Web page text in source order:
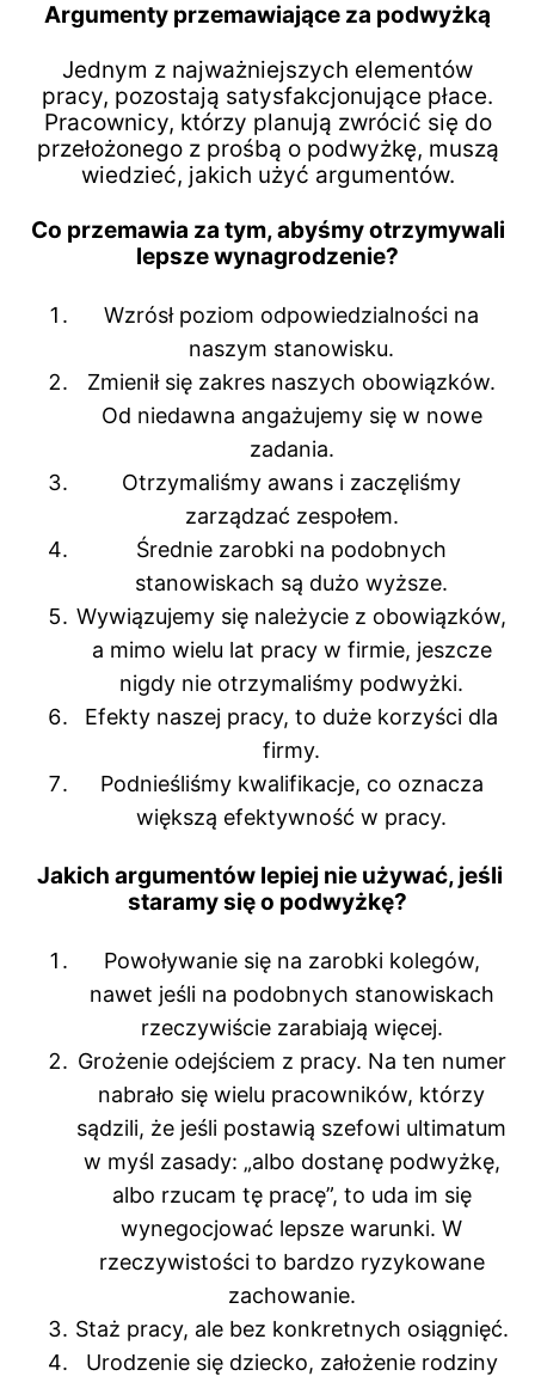
Argumenty przemawiające za podwyżką
Jednym z najważniejszych elementów
pracy, pozostają satysfakcjonujące płace.
Pracownicy, którzy planują zwrócić się do
przełożonego z prośbą o podwyżkę, muszą
wiedzieć, jakich użyć argumentów.
Co przemawia za tym, abyśmy otrzymywali
lepsze wynagrodzenie?
Wzrósł poziom odpowiedzialności na
naszym stanowisku.
Zmienił się zakres naszych obowiązków.
Od niedawna angażujemy się w nowe
zadania.
Otrzymaliśmy awans i zaczęliśmy
zarządzać zespołem.
Średnie zarobki na podobnych
stanowiskach są dużo wyższe.
Wywiązujemy się należycie z obowiązków,
a mimo wielu lat pracy w firmie, jeszcze
nigdy nie otrzymaliśmy podwyżki.
Efekty naszej pracy, to duże korzyści dla
firmy.
Podnieśliśmy kwalifikacje, co oznacza
większą efektywność w pracy.
Jakich argumentów lepiej nie używać, jeśli
staramy się o podwyżkę?
Powoływanie się na zarobki kolegów,
nawet jeśli na podobnych stanowiskach
rzeczywiście zarabiają więcej.
Grożenie odejściem z pracy. Na ten numer
nabrało się wielu pracowników, którzy
sądzili, że jeśli postawią szefowi ultimatum
w myśl zasady: „albo dostanę podwyżkę,
albo rzucam tę pracę”, to uda im się
wynegocjować lepsze warunki. W
rzeczywistości to bardzo ryzykowane
zachowanie.
Staż pracy, ale bez konkretnych osiągnięć.
Urodzenie się dziecko, założenie rodziny